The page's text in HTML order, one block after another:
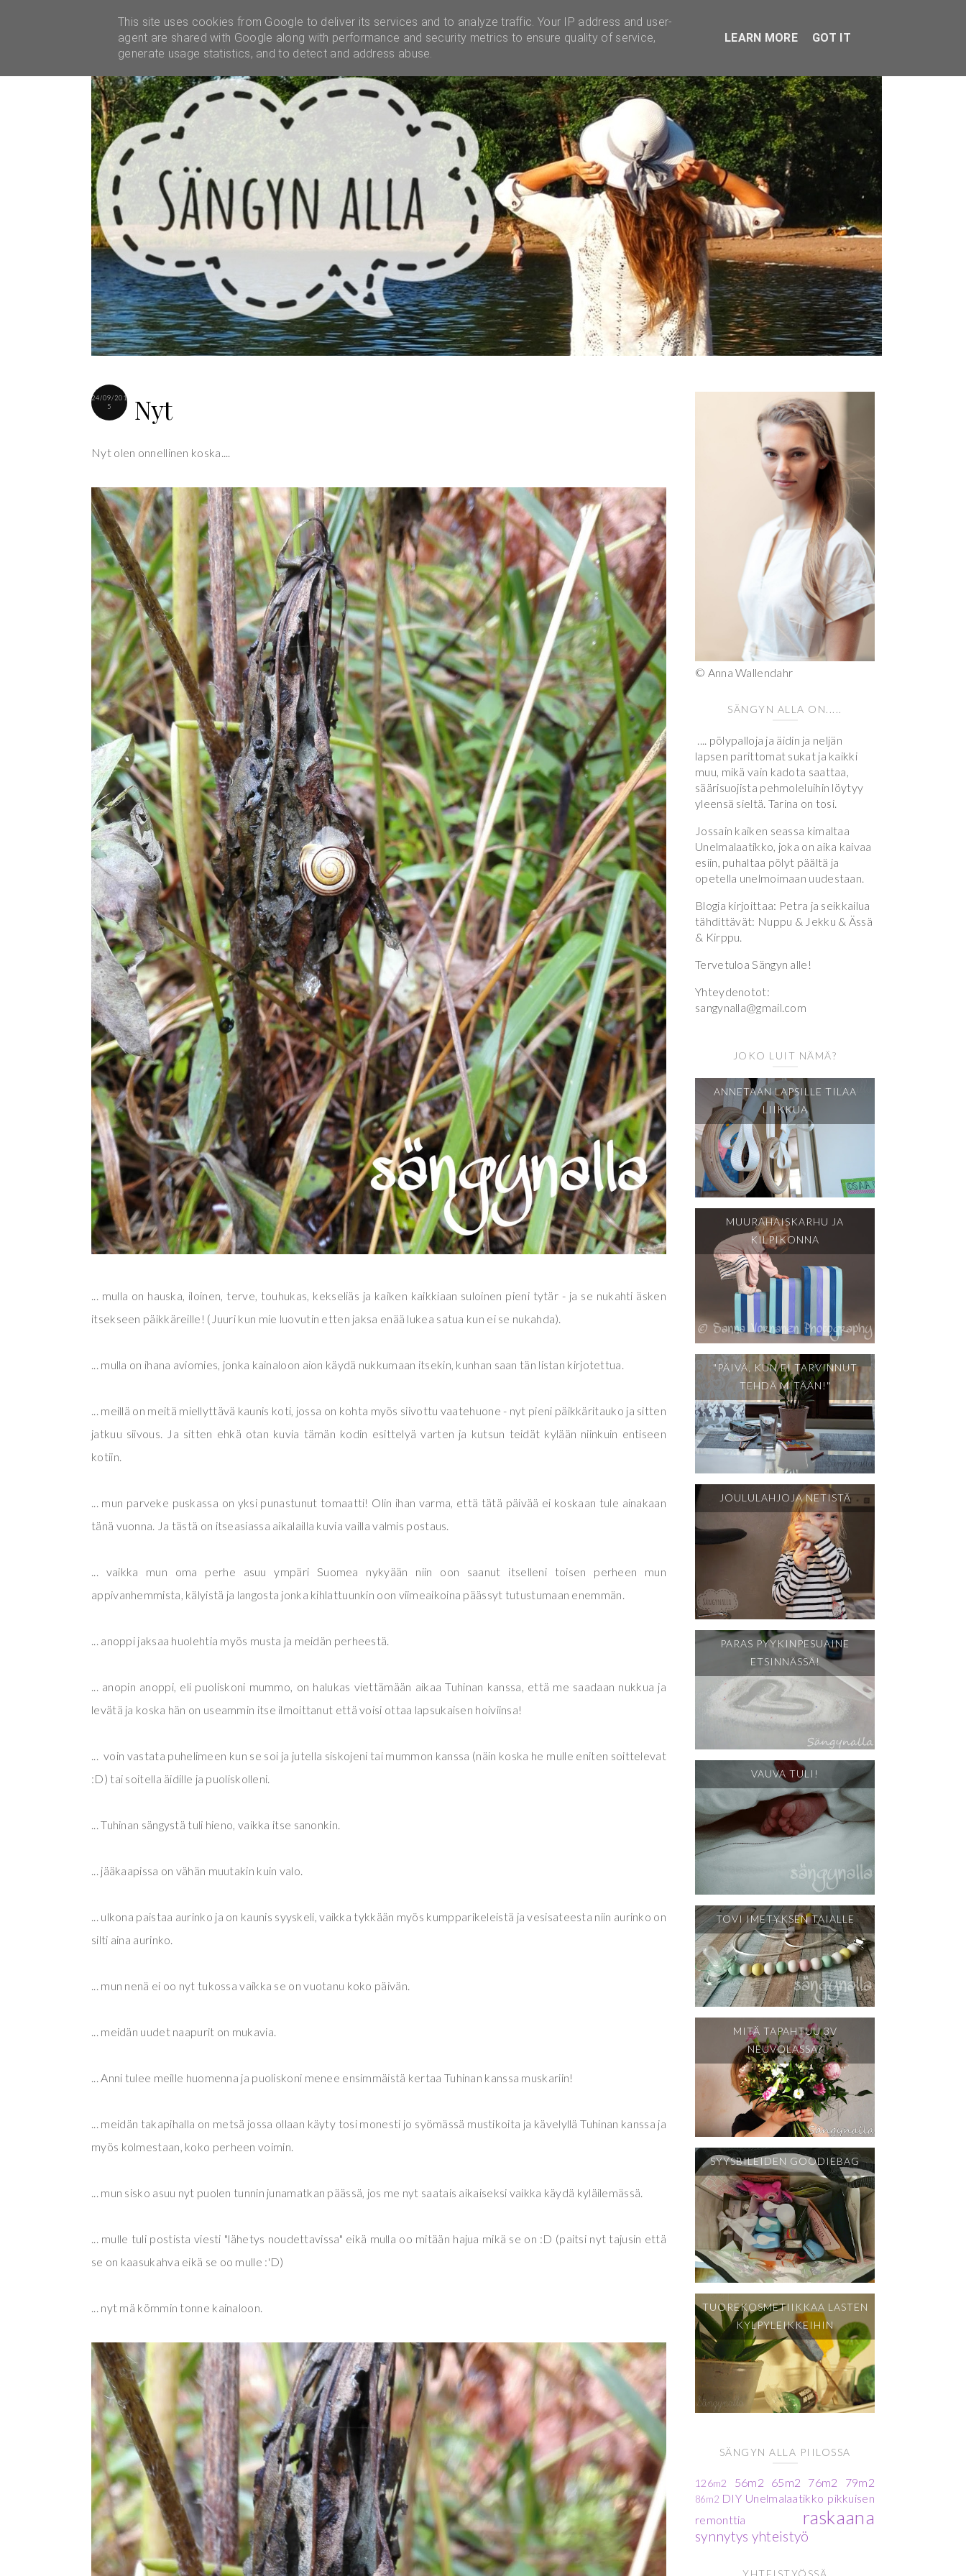
YHTEISTYÖT UNELMALAATIKKO
24/09/201
5
Nyt
Nyt olen onnellinen koska....
... mulla on hauska, iloinen, terve, touhukas, kekseliäs ja kaiken kaikkiaan suloinen pieni tytär - ja se nukahti äsken
itsekseen päikkäreille! (Juuri kun mie luovutin etten jaksa enää lukea satua kun ei se nukahda).
... mulla on ihana aviomies, jonka kainaloon aion käydä nukkumaan itsekin, kunhan saan tän listan kirjotettua.
... meillä on meitä miellyttävä kaunis koti, jossa on kohta myös siivottu vaatehuone - nyt pieni päikkäritauko ja sitten
jatkuu siivous. Ja sitten ehkä otan kuvia tämän kodin esittelyä varten ja kutsun teidät kylään niinkuin entiseen
kotiin.
... mun parveke puskassa on yksi punastunut tomaatti! Olin ihan varma, että tätä päivää ei koskaan tule ainakaan
tänä vuonna. Ja tästä on itseasiassa aikalailla kuvia vailla valmis postaus.
... vaikka mun oma perhe asuu ympäri Suomea nykyään niin oon saanut itselleni toisen perheen mun
appivanhemmista, kälyistä ja langosta jonka kihlattuunkin oon viimeaikoina päässyt tutustumaan enemmän.
... anoppi jaksaa huolehtia myös musta ja meidän perheestä.
... anopin anoppi, eli puoliskoni mummo, on halukas viettämään aikaa Tuhinan kanssa, että me saadaan nukkua ja
levätä ja koska hän on useammin itse ilmoittanut että voisi ottaa lapsukaisen hoiviinsa!
... voin vastata puhelimeen kun se soi ja jutella siskojeni tai mummon kanssa (näin koska he mulle eniten soittelevat
:D) tai soitella äidille ja puoliskolleni.
... Tuhinan sängystä tuli hieno, vaikka itse sanonkin.
... jääkaapissa on vähän muutakin kuin valo.
... ulkona paistaa aurinko ja on kaunis syyskeli, vaikka tykkään myös kumpparikeleistä ja vesisateesta niin aurinko on
silti aina aurinko.
... mun nenä ei oo nyt tukossa vaikka se on vuotanu koko päivän.
... meidän uudet naapurit on mukavia.
... Anni tulee meille huomenna ja puoliskoni menee ensimmäistä kertaa Tuhinan kanssa muskariin!
... meidän takapihalla on metsä jossa ollaan käyty tosi monesti jo syömässä mustikoita ja kävelyllä Tuhinan kanssa ja
myös kolmestaan, koko perheen voimin.
... mun sisko asuu nyt puolen tunnin junamatkan päässä, jos me nyt saatais aikaiseksi vaikka käydä kyläilemässä.
... mulle tuli postista viesti "lähetys noudettavissa" eikä mulla oo mitään hajua mikä se on :D (paitsi nyt tajusin että
se on kaasukahva eikä se oo mulle :'D)
... nyt mä kömmin tonne kainaloon.
© Anna Wallendahr
SÄNGYN ALLA ON.....
.... pölypalloja ja äidin ja neljän
lapsen parittomat sukat ja kaikki
muu, mikä vain kadota saattaa,
säärisuojista pehmoleluihin löytyy
yleensä sieltä. Tarina on tosi.
Jossain kaiken seassa kimaltaa
Unelmalaatikko, joka on aika kaivaa
esiin, puhaltaa pölyt päältä ja
opetella unelmoimaan uudestaan.
Blogia kirjoittaa: Petra ja seikkailua
tähdittävät: Nuppu & Jekku & Ässä
& Kirppu.
Tervetuloa Sängyn alle!
Yhteydenotot:
sangynalla@gmail.com
JOKO LUIT NÄMÄ?
ANNETAAN LAPSILLE TILAA
LIIKKUA
MUURAHAISKARHU JA
KILPIKONNA
"PÄIVÄ, KUN EI TARVINNUT
TEHDÄ MITÄÄN!"
JOULULAHJOJA NETISTÄ
PARAS PYYKINPESUAINE
ETSINNÄSSÄ!
VAUVA TULI!
TOVI IMETYKSEN TAIALLE
MITÄ TAPAHTUU 3V
NEUVOLASSA?
SYYSBILEIDEN GOODIEBAG
TUOREKOSMETIIKKAA LASTEN
KYLPYLEIKKEIHIN
SÄNGYN ALLA PIILOSSA
126m2 56m2 65m2 76m2 79m2
86m2 DIY Unelmalaatikko pikkuisen
remonttia
raskaana
synnytys yhteistyö
This site uses cookies from Google to deliver its services and to analyze traffic. Your IP address and user-
agent are shared with Google along with performance and security metrics to ensure quality of service,
generate usage statistics, and to detect and address abuse.
LEARN MORE GOT IT